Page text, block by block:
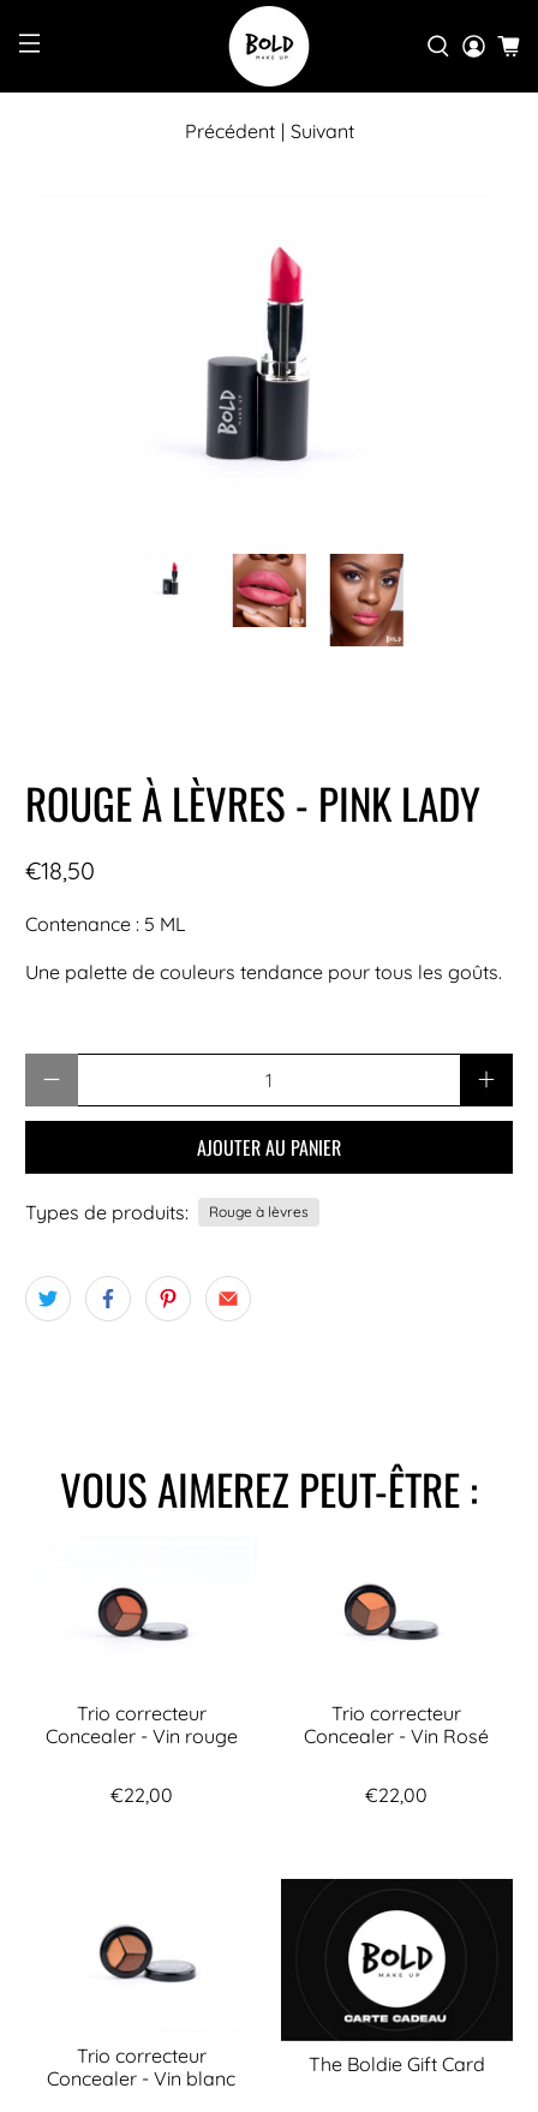
Précédent | Suivant
ROUGE À LÈVRES - PINK LADY
€18,50
Contenance : 5 ML
Une palette de couleurs tendance pour tous les goûts.
AJOUTER AU PANIER
Types de produits: Rouge à lèvres
VOUS AIMEREZ PEUT-ÊTRE :
Trio correcteur
Concealer - Vin rouge
€22,00
Trio correcteur
Concealer - Vin Rosé
€22,00
Trio correcteur
Concealer - Vin blanc
The Boldie Gift Card